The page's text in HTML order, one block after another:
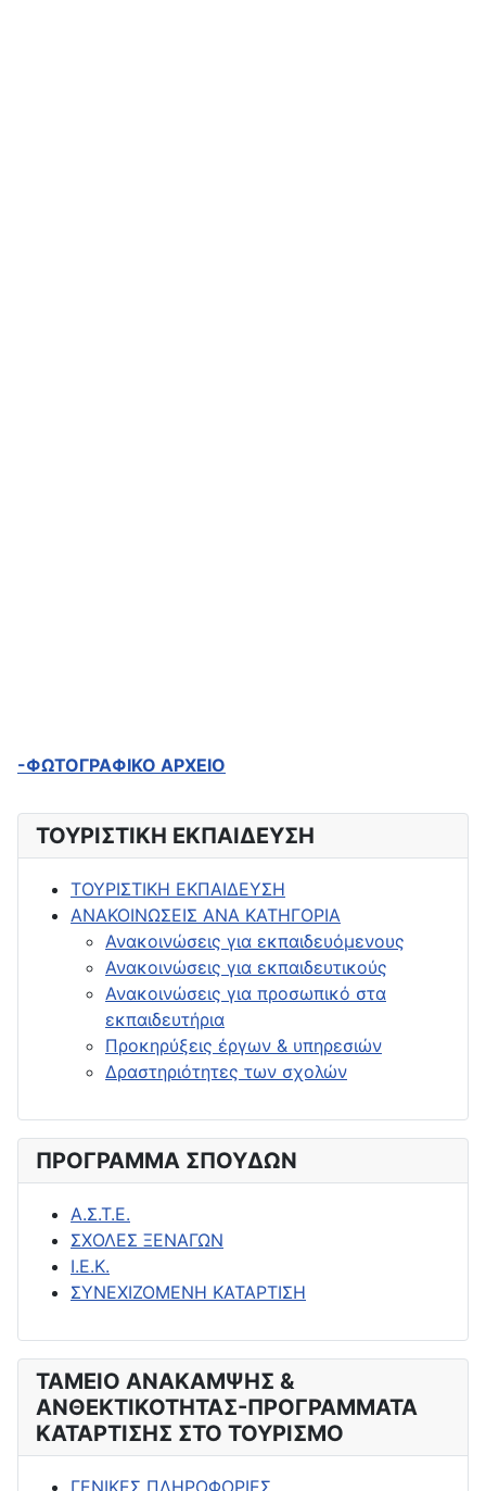
ΤΟΥΡΙΣΤΙΚΗ ΕΚΠΑΙΔΕΥΣΗ
ΤΟΥΡΙΣΤΙΚΗ ΕΚΠΑΙΔΕΥΣΗ
ΑΝΑΚΟΙΝΩΣΕΙΣ ΑΝΑ ΚΑΤΗΓΟΡΙΑ
Ανακοινώσεις για εκπαιδευόμενους
Ανακοινώσεις για εκπαιδευτικούς
Ανακοινώσεις για προσωπικό στα
εκπαιδευτήρια
Προκηρύξεις έργων & υπηρεσιών
Δραστηριότητες των σχολών
ΠΡΟΓΡΑΜΜΑ ΣΠΟΥΔΩΝ
Α.Σ.Τ.Ε.
ΣΧΟΛΕΣ ΞΕΝΑΓΩΝ
Ι.Ε.Κ.
ΣΥΝΕΧΙΖΟΜΕΝΗ ΚΑΤΑΡΤΙΣΗ
ΤΑΜΕΙΟ ΑΝΑΚΑΜΨΗΣ &
ΑΝΘΕΚΤΙΚΟΤΗΤΑΣ-ΠΡΟΓΡΑΜΜΑΤΑ
ΚΑΤΑΡΤΙΣΗΣ ΣΤΟ ΤΟΥΡΙΣΜΟ
ΓΕΝΙΚΕΣ ΠΛΗΡΟΦΟΡΙΕΣ
-ΦΩΤΟΓΡΑΦΙΚΟ ΑΡΧΕΙΟ